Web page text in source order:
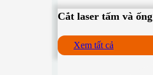
Cắt laser tấm và ống
Xem tất cả